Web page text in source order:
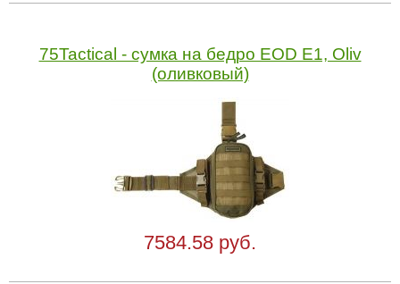
75Tactical - cумка на бедро EOD E1, Oliv
(оливковый)
7584.58 руб.